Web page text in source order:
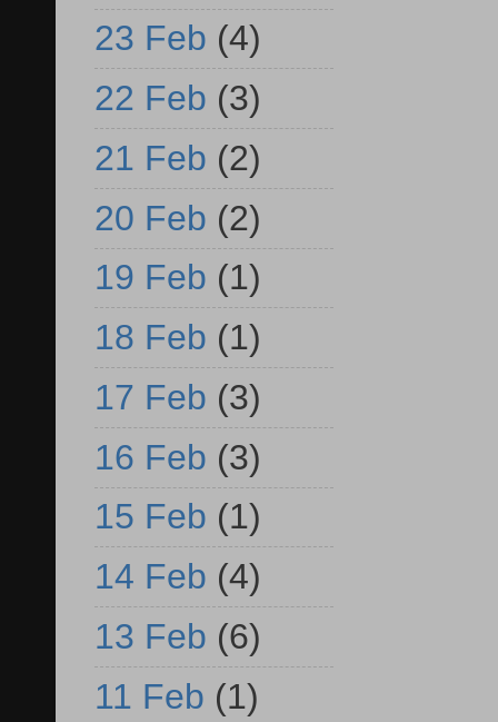
23 Feb (4)
22 Feb (3)
21 Feb (2)
20 Feb (2)
19 Feb (1)
18 Feb (1)
17 Feb (3)
16 Feb (3)
15 Feb (1)
14 Feb (4)
13 Feb (6)
11 Feb (1)